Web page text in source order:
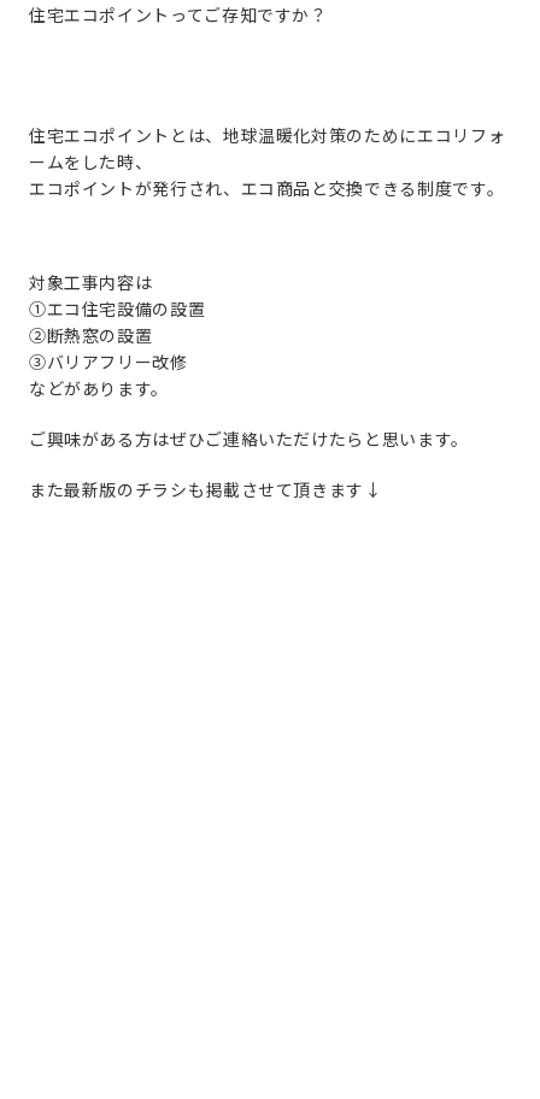
住宅エコポイントってご存知ですか？
住宅エコポイントとは、地球温暖化対策のためにエコリフォ
ームをした時、
エコポイントが発行され、エコ商品と交換できる制度です。
対象工事内容は
①エコ住宅設備の設置
②断熱窓の設置
③バリアフリー改修
などがあります。
ご興味がある方はぜひご連絡いただけたらと思います。
また最新版のチラシも掲載させて頂きます↓